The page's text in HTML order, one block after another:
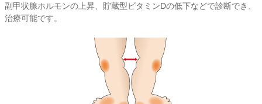
副甲状腺ホルモンの上昇、貯蔵型ビタミンDの低下などで診断でき、
治療可能です。